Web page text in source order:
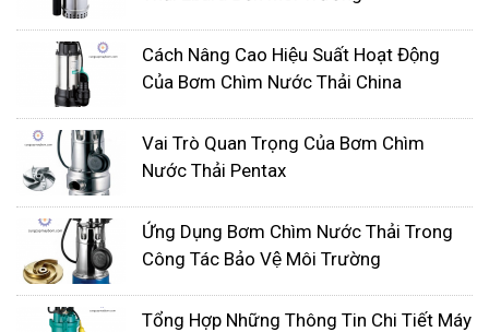
Cỡ đường ống: Từ 1" đến 12"
Chất liệu: Thép không gỉ, gang, inox
Ứng dụng: Bơm nước thải sinh hoạt, công
nghiệp, bơm bùn,...
Cách Nâng Cao Hiệu Suất Hoạt Động
Của Bơm Chìm Nước Thải China
Vai Trò Quan Trọng Của Bơm Chìm
Nước Thải Pentax
Ứng Dụng Bơm Chìm Nước Thải Trong
Công Tác Bảo Vệ Môi Trường
Tổng Hợp Những Thông Tin Chi Tiết Máy